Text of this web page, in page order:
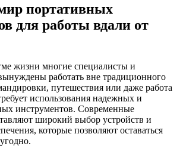
портативных
для работы вдали от
жизни многие специалисты и
работать вне традиционного
путешествия или даже работа
использования надежных и
инструментов. Современные
широкий выбор устройств и
которые позволяют оставаться